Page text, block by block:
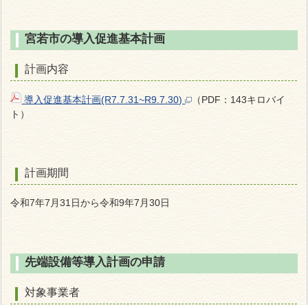
宮若市の導入促進基本計画
計画内容
導入促進基本計画(R7.7.31~R9.7.30)
（PDF：143キロバイ
ト）
計画期間
令和7年7月31日から令和9年7月30日
先端設備等導入計画の申請
対象事業者